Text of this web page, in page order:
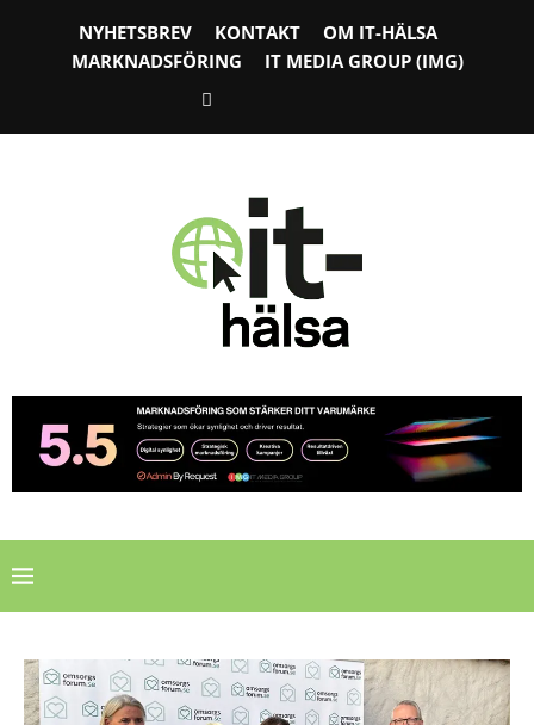
NYHETSBREV KONTAKT
OM IT-HÄLSA
MARKNADSFÖRING
IT MEDIA GROUP (IMG)